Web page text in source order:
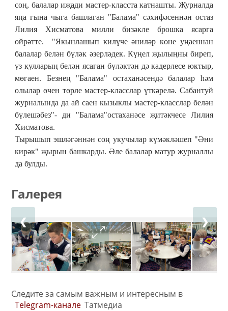
соң, балалар иҗади мастер-класста катнашты. Журналда
яңа гына чыга башлаган "Балама" сәхифәсеннән остаз
Лилия Хисматова милли бизәкле брошка ясарга
өйрәтте. "Якынлашып килүче әниләр көне уңаеннан
балалар белән бүләк әзерләдек. Күңел җылыңны биреп,
үз кулларың белән ясаган бүләктән дә кадерлесе юктыр,
мөгаен. Безнең "Балама" остаханәсендә балалар һәм
олылар өчен төрле мастер-класслар үткәрелә. Сабантуй
журналында да ай саен кызыклы мастер-класслар белән
бүлешәбез"- ди "Балама"остаханәсе җитәкчесе Лилия
Хисматова.
Тырышып эшләгәннән соң укучылар күмәкләшеп "Әни
кирәк" җырын башкарды. Әле балалар матур журналлы
да булды.
Галерея
❮ ❯
Следите за самым важным и интересным в
Telegram-канале Татмедиа